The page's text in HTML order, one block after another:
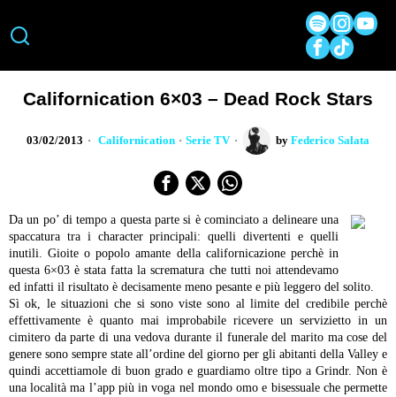
Californication 6×03 – Dead Rock Stars
03/02/2013 Californication · Serie TV by Federico Salata
Da un po’ di tempo a questa parte si è cominciato a delineare una
spaccatura tra i character principali: quelli divertenti e quelli
inutili. Gioite o popolo amante della californicazione perchè in
questa 6×03 è stata fatta la scrematura che tutti noi attendevamo
ed infatti il risultato è decisamente meno pesante e più leggero del solito.
Sì ok, le situazioni che si sono viste sono al limite del credibile perchè
effettivamente è quanto mai improbabile ricevere un servizietto in un
cimitero da parte di una vedova durante il funerale del marito ma cose del
genere sono sempre state all’ordine del giorno per gli abitanti della Valley e
quindi accettiamole di buon grado e guardiamo oltre tipo a Grindr. Non è
una località ma l’app più in voga nel mondo omo e bisessuale che permette